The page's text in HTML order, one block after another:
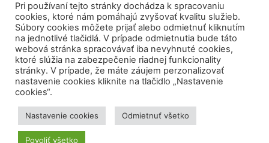
Mediálni partneri
Pri používaní tejto stránky dochádza k spracovaniu
cookies, ktoré nám pomáhajú zvyšovať kvalitu služieb.
Súbory cookies môžete prijať alebo odmietnuť kliknutím
na jednotlivé tlačidlá. V prípade odmietnutia bude táto
webová stránka spracovávať iba nevyhnuté cookies,
ktoré slúžia na zabezpečenie riadnej funkcionality
stránky. V prípade, že máte záujem perzonalizovať
nastavenie cookies kliknite na tlačidlo „Nastavenie
cookies“.
Nastavenie cookies Odmietnuť všetko
Povoliť všetko